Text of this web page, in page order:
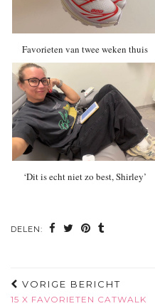
Favorieten van twee weken thuis
‘Dit is echt niet zo best, Shirley’
DELEN:
VORIGE BERICHT
15 X FAVORIETEN CATWALK